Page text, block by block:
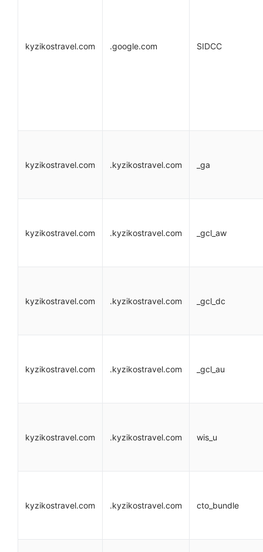
kyzikostravel.com .google.com SIDCC
kyzikostravel.com .kyzikostravel.com _ga
kyzikostravel.com .kyzikostravel.com _gcl_aw
kyzikostravel.com .kyzikostravel.com _gcl_dc
kyzikostravel.com .kyzikostravel.com _gcl_au
kyzikostravel.com .kyzikostravel.com wis_u
kyzikostravel.com .kyzikostravel.com cto_bundle